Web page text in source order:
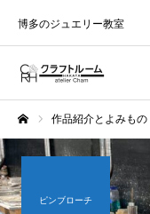
博多のジュエリー教室
作品紹介とよみもの
ピンブローチ